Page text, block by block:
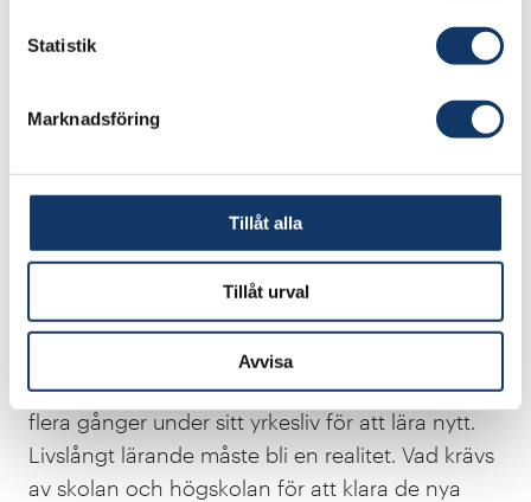
Statistik
Marknadsföring
Tillåt alla
Tillåt urval
Avvisa
tillgång till digital information och tjänster och
Partrik Fältström
arbetsgruppen.
Kompetensförsörjning
Digitalisering innebär nya kunskapskrav. Det som
lärdes ut under grundutbildningen på högskolan
kan vara obsolet redan fem år efter examen.
Därför måste en individ återvända till högskolan
flera gånger under sitt yrkesliv för att lära nytt.
Livslångt lärande måste bli en realitet. Vad krävs
av skolan och högskolan för att klara de nya